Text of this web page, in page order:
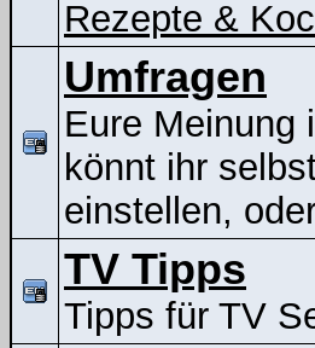
Rezepte &
Umfragen
Eure Meinung
könnt ihr
einstellen,
TV Tipps
Tipps für TV